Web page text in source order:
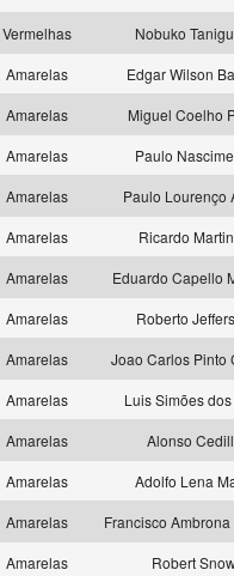
Vermelhas
Nobuko
Amarelas
Edgar Wilson
Amarelas
Miguel Coelho
Amarelas
Paulo
Amarelas
Paulo Lourenço
Amarelas
Ricardo
Amarelas
Eduardo Capello
Amarelas
Roberto
Amarelas
Joao Carlos Pinto
Amarelas
Luis Simões
Amarelas
Alonso
Amarelas
Adolfo Lena
Amarelas
Francisco
Amarelas
Robert